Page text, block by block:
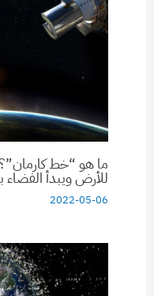
ما هو “خط
للأرض ويبدأ الفضاء
2022-05-06